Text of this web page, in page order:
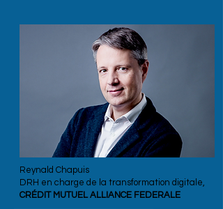
Reynald Chapuis
DRH en charge de la transformation digitale,
CRÉDIT MUTUEL ALLIANCE FEDERALE